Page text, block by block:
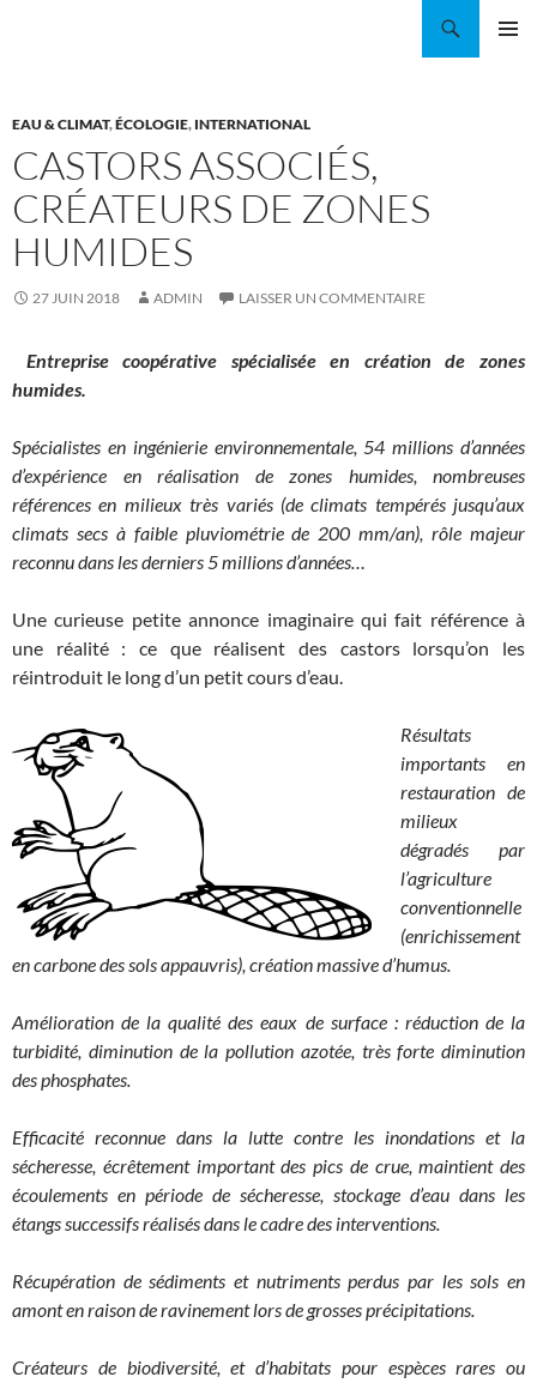
EAU & CLIMAT,ÉCOLOGIE, INTERNATIONAL
CASTORS ASSOCIÉS,
CRÉATEURS DE ZONES
HUMIDES
27 JUIN 2018 ADMIN LAISSER UN COMMENTAIRE
Entreprise coopérative spécialisée en création de zones
humides.
Spécialistes en ingénierie environnementale, 54 millions d’années
d’expérience en réalisation de zones humides, nombreuses
références en milieux très variés (de climats tempérés jusqu’aux
climats secs à faible pluviométrie de 200 mm/an), rôle majeur
reconnu dans les derniers 5 millions d’années…
Une curieuse petite annonce imaginaire qui fait référence à
une réalité : ce que réalisent des castors lorsqu’on les
réintroduit le long d’un petit cours d’eau.
Résultats
importants en
restauration de
milieux
dégradés par
l’agriculture
conventionnelle
(enrichissement
en carbone des sols appauvris), création massive d’humus.
Amélioration de la qualité des eaux de surface : réduction de la
turbidité, diminution de la pollution azotée, très forte diminution
des phosphates.
Efficacité reconnue dans la lutte contre les inondations et la
sécheresse, écrêtement important des pics de crue, maintient des
écoulements en période de sécheresse, stockage d’eau dans les
étangs successifs réalisés dans le cadre des interventions.
Récupération de sédiments et nutriments perdus par les sols en
amont en raison de ravinement lors de grosses précipitations.
Créateurs de biodiversité, et d’habitats pour espèces rares ou